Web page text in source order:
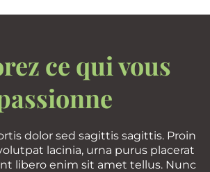
ce qui vous
dolor sed sagittis sagittis. Proin
lacinia, urna purus placerat
libero enim sit amet tellus. Nunc